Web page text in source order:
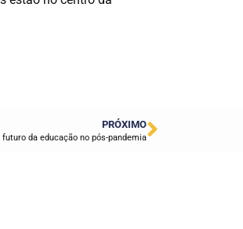
PRÓXIMO
futuro da educação no pós-pandemia